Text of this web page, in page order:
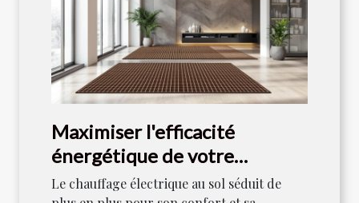
Maximiser l'efficacité
énergétique de votre
chauffage électrique au sol
Le chauffage électrique au sol séduit de